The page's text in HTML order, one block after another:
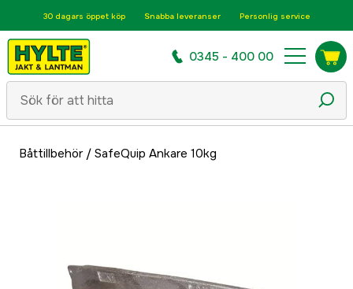
30 dagars öppet köp Snabba leveranser Personlig service
0345 - 400 00
Båttillbehör/ SafeQuip Ankare 10kg